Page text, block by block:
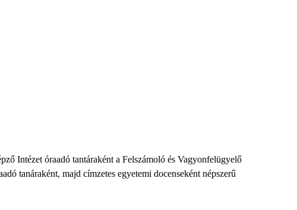
Intézet óraadó tantáraként a Felszámoló és Vagyonfelügyelő
tanáraként, majd címzetes egyetemi docenseként népszerű